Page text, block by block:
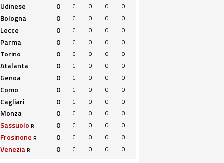
Udinese 0 0 0 0
0
Bologna 0 0 0 0
0
Lecce 0 0 0 0
0
Parma 0 0 0 0
0
Torino 0 0 0 0
0
Atalanta 0 0 0 0
0
Genoa 0 0 0 0
0
Como 0 0 0 0
0
Cagliari 0 0 0 0
0
Monza 0 0 0 0
0
Sassuolo R 0 0 0 0
0
Frosinone R 0 0 0 0
0
Venezia R 0 0 0 0 0